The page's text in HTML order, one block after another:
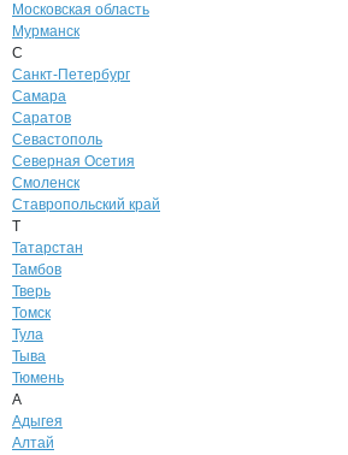
Московская область
Мурманск
С
Санкт-Петербург
Самара
Саратов
Севастополь
Северная Осетия
Смоленск
Ставропольский край
Т
Татарстан
Тамбов
Тверь
Томск
Тула
Тыва
Тюмень
А
Адыгея
Алтай